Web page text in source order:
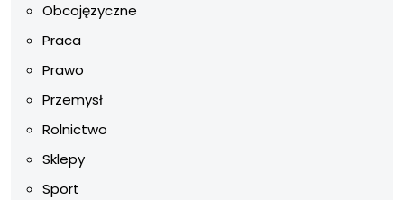
Obcojęzyczne
Praca
Prawo
Przemysł
Rolnictwo
Sklepy
Sport